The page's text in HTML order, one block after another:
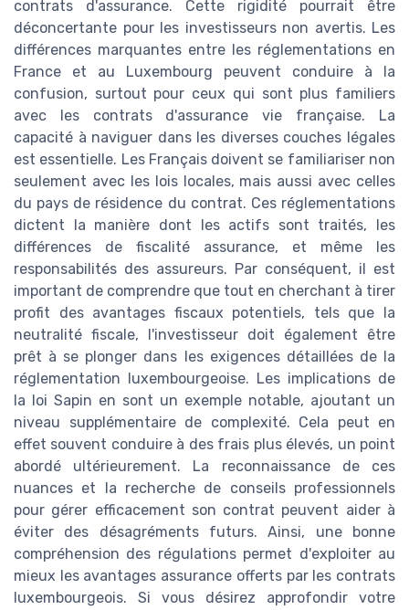
contrats d'assurance. Cette rigidité pourrait être
déconcertante pour les investisseurs non avertis. Les
différences marquantes entre les réglementations en
France et au Luxembourg peuvent conduire à la
confusion, surtout pour ceux qui sont plus familiers
avec les contrats d'assurance vie française. La
capacité à naviguer dans les diverses couches légales
est essentielle. Les Français doivent se familiariser non
seulement avec les lois locales, mais aussi avec celles
du pays de résidence du contrat. Ces réglementations
dictent la manière dont les actifs sont traités, les
différences de fiscalité assurance, et même les
responsabilités des assureurs. Par conséquent, il est
important de comprendre que tout en cherchant à tirer
profit des avantages fiscaux potentiels, tels que la
neutralité fiscale, l'investisseur doit également être
prêt à se plonger dans les exigences détaillées de la
réglementation luxembourgeoise. Les implications de
la loi Sapin en sont un exemple notable, ajoutant un
niveau supplémentaire de complexité. Cela peut en
effet souvent conduire à des frais plus élevés, un point
abordé ultérieurement. La reconnaissance de ces
nuances et la recherche de conseils professionnels
pour gérer efficacement son contrat peuvent aider à
éviter des désagréments futurs. Ainsi, une bonne
compréhension des régulations permet d'exploiter au
mieux les avantages assurance offerts par les contrats
luxembourgeois. Si vous désirez approfondir votre